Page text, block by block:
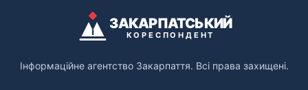
ЗАКАРПАТСЬКИЙ
КОРЕСПОНДЕНТ
Інформаційне агентство Закарпаття. Всі права захищені.